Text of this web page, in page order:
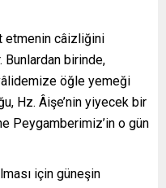
etmenin câizliğini
Bunlardan birinde,
öğle yemeği
Hz. Âişe’nin yiyecek bir
Peygamberimiz’in o gün
için güneşin